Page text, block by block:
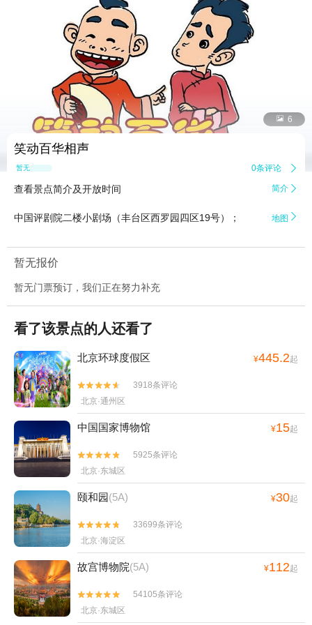
 6
笑动百华相声
暂无点评 0条评论 
查看景点简介及开放时间 简介 
中国评剧院二楼小剧场（丰台区西罗园四区19号）； 地图 
暂无报价
暂无门票预订，我们正在努力补充
看了该景点的人还看了
北京环球度假区 ¥445.2起


3918条评论
北京·通州区
中国国家博物馆 ¥15起


5925条评论
北京·东城区
颐和园(5A) ¥30起


33699条评论
北京·海淀区
故宫博物院(5A) ¥112起


54105条评论
北京·东城区